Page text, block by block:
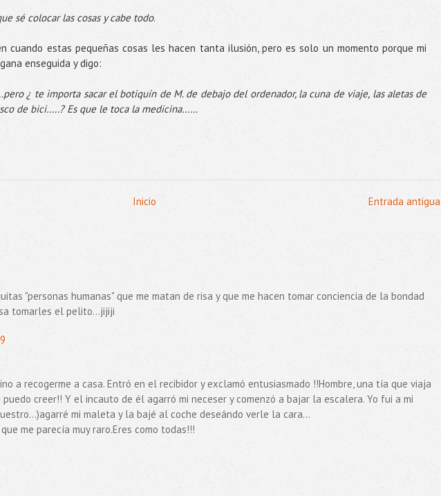
sé colocar las cosas y cabe todo.
cuando estas pequeñas cosas les hacen tanta ilusión, pero es solo un momento porque mi
enseguida y digo:
¿ te importa sacar el botiquín de M. de debajo del ordenador, la cuna de viaje, las aletas de
de bici…..? Es que le toca la medicina……
Entrada antigua
Inicio
"personas humanas" que me matan de risa y que me hacen tomar conciencia de la bondad
tomarles el pelito...jijiji
a recogerme a casa. Entró en el recibidor y exclamó entusiasmado !!Hombre, una tía que viaja
creer!! Y el incauto de él agarró mi neceser y comenzó a bajar la escalera. Yo fui a mi
mi maleta y la bajé al coche deseándo verle la cara...
me parecía muy raro.Eres como todas!!!